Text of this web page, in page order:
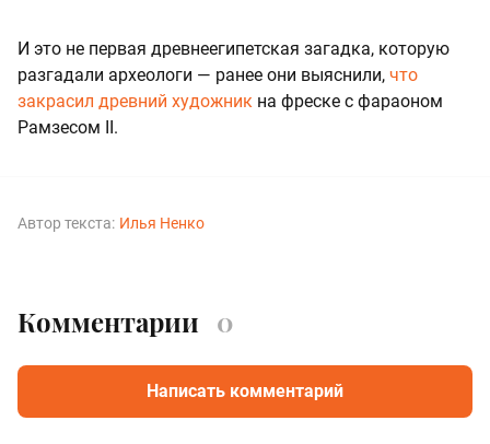
И это не первая древнеегипетская загадка, которую
разгадали археологи — ранее они выяснили, что
закрасил древний художник на фреске с фараоном
Рамзесом II.
Автор текста: Илья Ненко
Комментарии 0
Написать комментарий